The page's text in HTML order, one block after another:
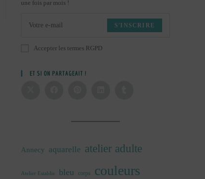
une fois par mois !
S'INSCRIRE
Accepter les termes RGPD
ET SI ON PARTAGEAIT !
Annecy aquarelle atelier adulte
Atelier Establie bleu corps couleurs